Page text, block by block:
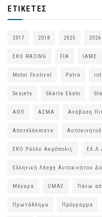
ΕΤΙΚΈΤΕΣ
2017 2018 2025 2026
EKO RACING FIA IAME
Motor Festival Patra
Seajets Skarta Ekato
ΑΟΠ ΑΣΜΑ Ανάβαση
Αποτελέsmατα
ΕΚΟ Ράλλυ Ακρόπολις
Ελληνική Λέσχη Αυτοκινήτου
Μέγαρα ΟΜΑΕ Πάνω
Πρωτάθλημα Πρόγραμμα